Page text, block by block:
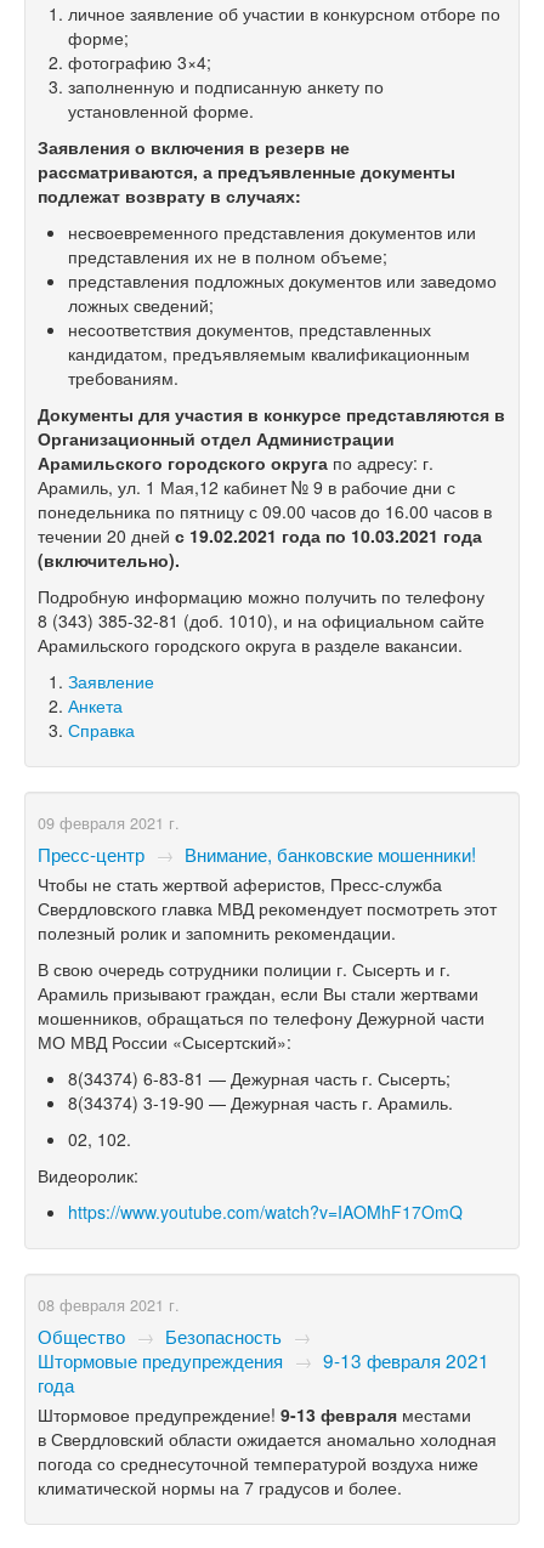
личное заявление об участии в конкурсном отборе по
форме;
фотографию 3×4;
заполненную и подписанную анкету по
установленной форме.
Заявления о включения в резерв не
рассматриваются, а предъявленные документы
подлежат возврату в случаях:
несвоевременного представления документов или
представления их не в полном объеме;
представления подложных документов или заведомо
ложных сведений;
несоответствия документов, представленных
кандидатом, предъявляемым квалификационным
требованиям.
Документы для участия в конкурсе представляются в
Организационный отдел Администрации
Арамильского городского округа по адресу: г.
Арамиль, ул. 1 Мая,12 кабинет № 9 в рабочие дни с
понедельника по пятницу с 09.00 часов до 16.00 часов в
течении 20 дней с 19.02.2021 года по 10.03.2021 года
(включительно).
Подробную информацию можно получить по телефону
8 (343) 385-32-81 (доб. 1010), и на официальном сайте
Арамильского городского округа в разделе вакансии.
Заявление
Анкета
Справка
09 февраля 2021 г.
Пресс-центр → Внимание, банковские мошенники!
Чтобы не стать жертвой аферистов, Пресс-служба
Свердловского главка МВД рекомендует посмотреть этот
полезный ролик и запомнить рекомендации.
В свою очередь сотрудники полиции г. Сысерть и г.
Арамиль призывают граждан, если Вы стали жертвами
мошенников, обращаться по телефону Дежурной части
МО МВД России «Сысертский»:
8(34374) 6-83-81 — Дежурная часть г. Сысерть;
8(34374) 3-19-90 — Дежурная часть г. Арамиль.
02, 102.
Видеоролик:
https://www.youtube.com/watch?v=IAOMhF17OmQ
08 февраля 2021 г.
Общество → Безопасность →
Штормовые предупреждения → 9-13 февраля 2021
года
Штормовое предупреждение! 9-13 февраля местами
в Свердловский области ожидается аномально холодная
погода со среднесуточной температурой воздуха ниже
климатической нормы на 7 градусов и более.